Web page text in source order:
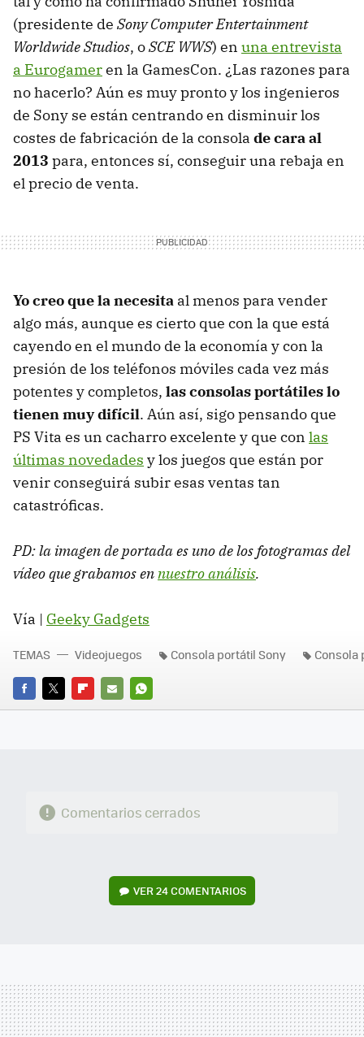
(presidente de Sony Computer Entertainment
Worldwide Studios, oSCE WWS) en una entrevista
a Eurogameren la GamesCon. ¿Las razones para
no hacerlo? Aún es muy pronto y los ingenieros
de Sony se están centrando en disminuir los
costes de fabricación de la consola de cara al
2013 para, entonces sí, conseguir una rebaja en
el precio de venta.
Yo creo que la necesita al menos para vender
algo más, aunque es cierto que con la que está
cayendo en el mundo de la economía y con la
presión de los teléfonos móviles cada vez más
potentes y completos, las consolas portátiles lo
tienen muy difícil. Aún así, sigo pensando que
PS Vita es un cacharro excelente y que con las
últimas novedades y los juegos que están por
venir conseguirá subir esas ventas tan
catastróficas.
PD: la imagen de portada es uno de los fotogramas del
vídeo que grabamos ennuestro análisis.
Vía | Geeky Gadgets
FACEBOOK
TWITTERFLIPBOARD
E-
WHATSAPP
TEMAS Videojuegos Consola portátil Sony Consola
Comentarios cerrados
VER24 COMENTARIOS